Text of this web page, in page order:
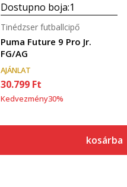
Dostupno boja:1
Puma Future 9 Pro Jr.
FG/AG
Tinédzser futballcipő
AJÁNLAT
30.799 Ft
Kedvezmény30%
kosárba